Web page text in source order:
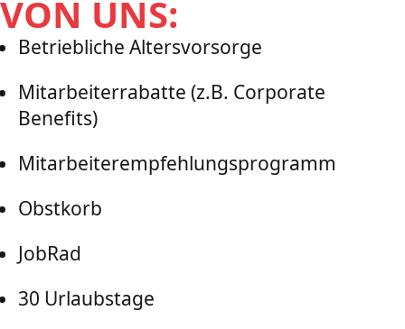
VON UNS:
Betriebliche Altersvorsorge
Mitarbeiterrabatte (z.B. Corporate
Benefits)
Mitarbeiterempfehlungsprogramm
Obstkorb
JobRad
30 Urlaubstage